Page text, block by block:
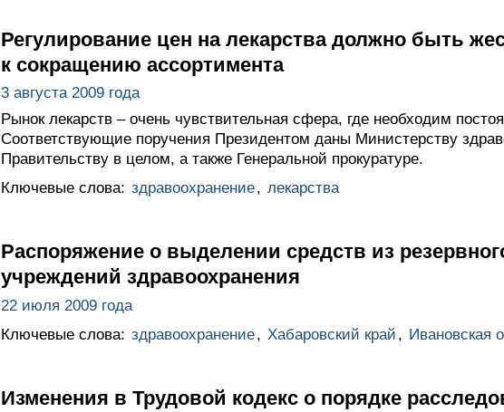
Регулирование цен на лекарства должно быть
к сокращению ассортимента
3 августа 2009 года
Рынок лекарств – очень чувствительная сфера, где необходим
Соответствующие поручения Президентом даны Министерству
Правительству в целом, а также Генеральной прокуратуре.
Ключевые слова: здравоохранение, лекарства
Распоряжение о выделении средств из
учреждений здравоохранения
22 июля 2009 года
Ключевые слова: здравоохранение, Хабаровский край , Ивановская
Изменения в Трудовой кодекс о порядке